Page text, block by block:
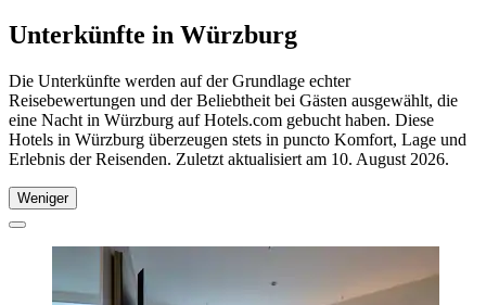
Unterkünfte in Würzburg
Die Unterkünfte werden auf der Grundlage echter
Reisebewertungen und der Beliebtheit bei Gästen ausgewählt, die
eine Nacht in Würzburg auf Hotels.com gebucht haben. Diese
Hotels in Würzburg überzeugen stets in puncto Komfort, Lage und
Erlebnis der Reisenden. Zuletzt aktualisiert am 10. August 2026.
Weniger